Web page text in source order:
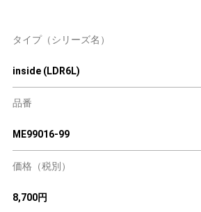
タイプ（シリーズ名）
inside (LDR6L)
品番
ME99016-99
価格（税別）
8,700円